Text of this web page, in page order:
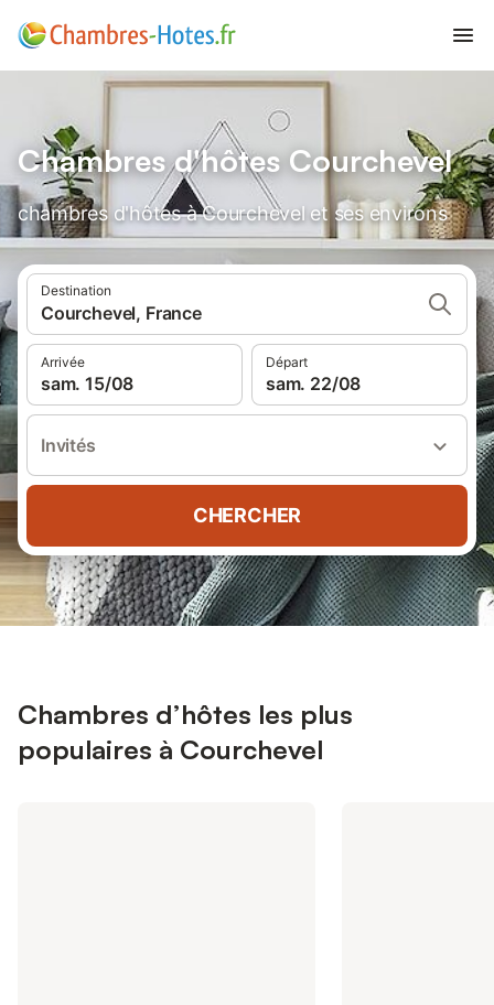
Chambres d'hôtes Courchevel
chambres d'hôtes à Courchevel et ses environs
Destination
Courchevel, France
Arrivée
sam. 15/08
Départ
sam. 22/08
Invités
CHERCHER
Chambres d’hôtes les plus
populaires à Courchevel